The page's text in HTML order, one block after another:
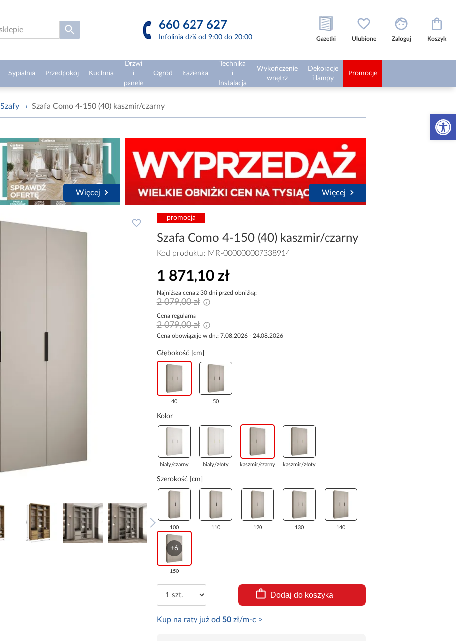
Otwórz
660 627 627
Infolinia dziś od 9:00 do 20:00 Gazetki Ulubione Zaloguj Koszyk
Sypialnia Przedpokój Kuchnia
Drzwi
i
panele
Ogród Łazienka
Technika
i
Instalacja
Wykończenie
wnętrz
Dekoracje
i lampy
Promocje
Szafy › Szafa Como 4-150 (40) kaszmir/czarny
Więcej Więcej
promocja
Szafa Como 4-150 (40) kaszmir/czarny
Kod produktu: MR-000000007338914
1 871,10 zł
Najniższa cena z 30 dni przed obniżką:
2 079,00 zł
Cena regularna
2 079,00 zł
Cena obowiązuje w dn.: 7.08.2026 - 24.08.2026
Głębokość [cm]
40 50
Kolor
biały/czarny biały/złoty kaszmir/czarny kaszmir/złoty
Szerokość [cm]
100 110 120 130 140
+6
150
Dodaj do koszyka
Kup na raty już od 50zł/m-c >